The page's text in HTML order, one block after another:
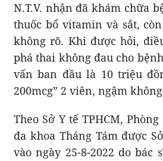
N.T.V. nhận đã khám chữa
thuốc bổ vitamin và sắt,
không rõ. Khi được hỏi,
phá thai không đau cho
vấn ban đầu là 10 triệu
200mcg” 2 viên, ngậm
Theo Sở Y tế TPHCM,
đa khoa Tháng Tám được
vào ngày 25-8-2022 do